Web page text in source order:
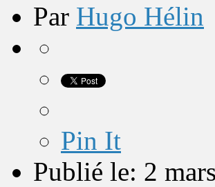
Par Hugo Hélin
Pin It
Publié le: 2